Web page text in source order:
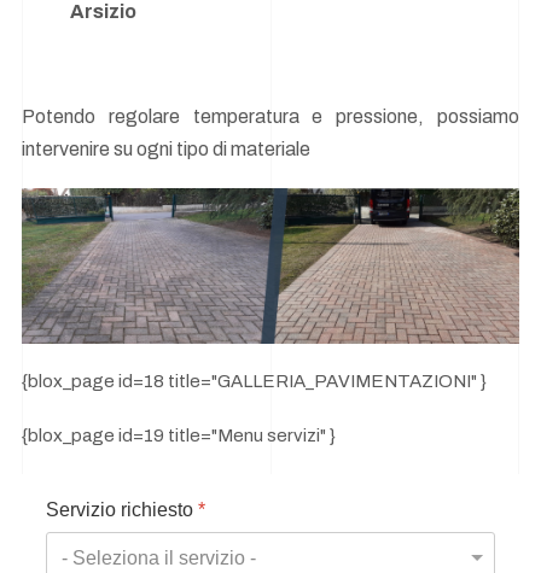
Arsizio
Potendo regolare temperatura e pressione, possiamo
intervenire su ogni tipo di materiale
{blox_page id=18 title="GALLERIA_PAVIMENTAZIONI" }
{blox_page id=19 title="Menu servizi" }
Servizio richiesto *